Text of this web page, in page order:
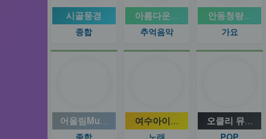
시골풍경
종합
아름다운인연
추억음악
안동청량산과
가요
어울림Music
종합
여수아이파크뮤직
노래
오클리 뮤직~
POP